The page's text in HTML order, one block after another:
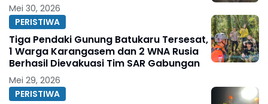
Mei 30, 2026
PERISTIWA
Tiga Pendaki Gunung Batukaru Tersesat,
1 Warga Karangasem dan 2 WNA Rusia
Berhasil Dievakuasi Tim SAR Gabungan
Mei 29, 2026
PERISTIWA